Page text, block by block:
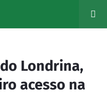
Londrina,
acesso na